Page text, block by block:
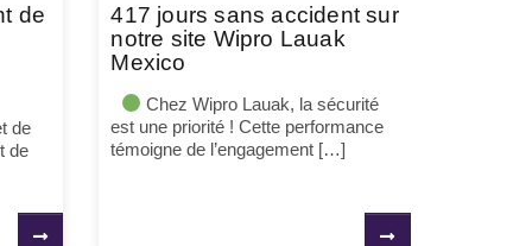
de
de
de
417 jours sans accident sur
notre site Wipro Lauak
Mexico
Chez Wipro Lauak, la sécurité
est une priorité ! Cette performance
témoigne de l’engagement […]